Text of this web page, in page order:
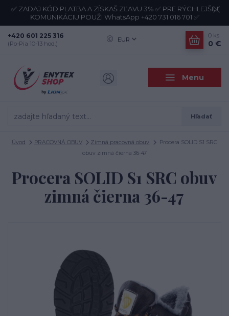
✅ ZADAJ KÓD PLATBA A ZÍSKAŠ ZĽAVU 3% ✅ PRE RÝCHLEJŠIU
KOMUNIKÁCIU POUŽI WhatsApp +420 731 016 701 ✅
Menu
EUR
Hľadať
+420 601 225 316
(Po-Pia 10-13 hod.)
0 ks
0 €
Úvod PRACOVNÁ OBUV Zimná pracovná obuv
Procera SOLID S1 SRC
obuv zimná čierna 36-47
Procera SOLID S1 SRC obuv
zimná čierna 36-47